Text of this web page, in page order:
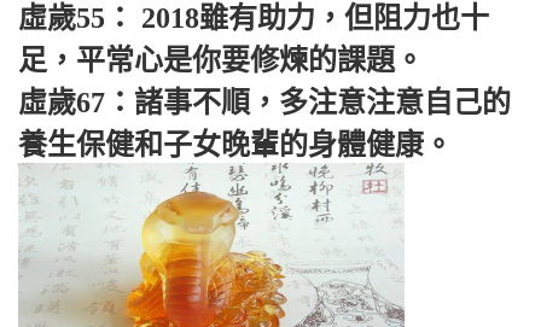
虛歲55： 2018雖有助力，但阻力也十
足，平常心是你要修煉的課題。
虛歲67：諸事不順，多注意注意自己的
養生保健和子女晚輩的身體健康。